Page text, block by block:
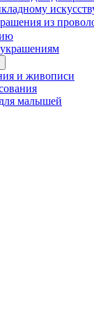
из
и живописи
малышей